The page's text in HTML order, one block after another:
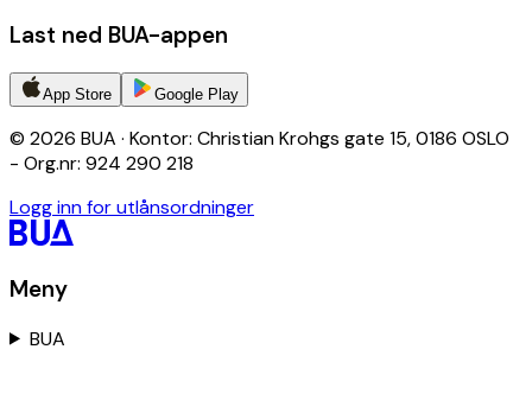
Last ned BUA-appen
App Store Google Play
© 2026 BUA · Kontor: Christian Krohgs gate 15, 0186 OSLO
- Org.nr: 924 290 218
Logg inn for utlånsordninger
Meny
BUA